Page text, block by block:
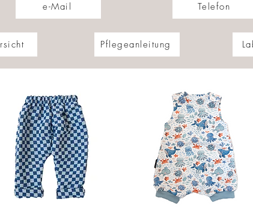
e-Mail Telefon
Pflegeanleitung